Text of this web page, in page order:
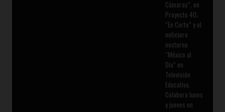
Cámaras”, en
Proyecto 40;
“En Corto” y el
noticiero
nocturno
“México al
Día” en
Televisión
Educativa.
Colabora lunes
y jueves en